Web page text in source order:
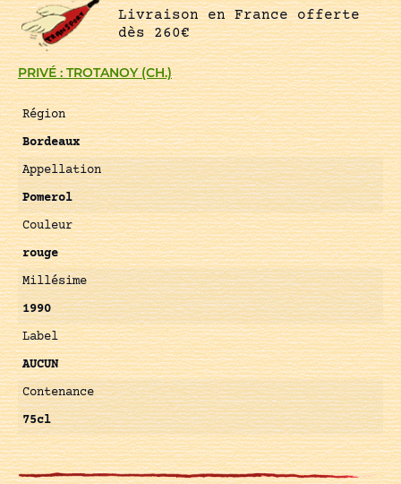
PRIVÉ : TROTANOY (CH.)
Région
Bordeaux
Appellation
Pomerol
Couleur
rouge
Millésime
1990
Label
AUCUN
Contenance
75cl
Livraison en France offerte
dès 260€